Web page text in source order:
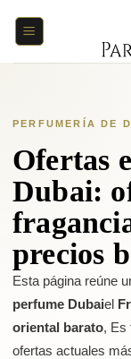
PERFUMERÍA DE
Ofertas
Dubai:
precios
Esta página reúne
perfume Dubaiel
oriental barato, Es
ofertas actuales